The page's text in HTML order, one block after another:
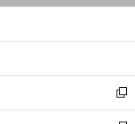
ン
ウ
開
く
新
し